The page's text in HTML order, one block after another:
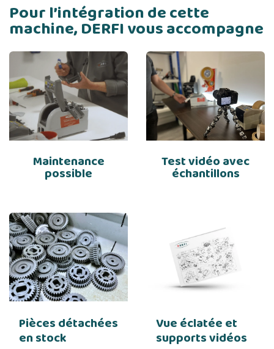
Pour l’intégration de cette
machine, DERFI vous accompagne
Maintenance
possible
Test vidéo avec
échantillons
Pièces détachées
en stock
Vue éclatée et
supports vidéos